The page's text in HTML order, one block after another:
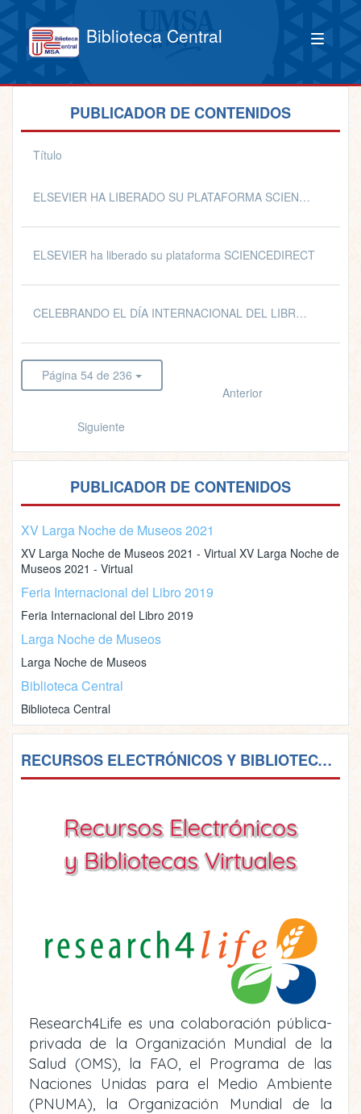
Biblioteca Central
PUBLICADOR DE CONTENIDOS
Título
ELSEVIER HA LIBERADO SU PLATAFORMA SCIENCEDIRECT
ELSEVIER ha liberado su plataforma SCIENCEDIRECT
CELEBRANDO EL DÍA INTERNACIONAL DEL LIBRO Y DERECHOS DE AUTOR
Página 54 de 236
Anterior
Siguiente
PUBLICADOR DE CONTENIDOS
XV Larga Noche de Museos 2021
XV Larga Noche de Museos 2021 - Virtual XV Larga Noche de
Museos 2021 - Virtual
Feria Internacional del Libro 2019
Feria Internacional del Libro 2019
Larga Noche de Museos
Larga Noche de Museos
Biblioteca Central
Biblioteca Central
RECURSOS ELECTRÓNICOS Y BIBLIOTECAS VIRTUALES
Recursos Electrónicos
y Bibliotecas Virtuales
Research4Life es una colaboración pública-
privada de la Organización Mundial de la
Salud (OMS), la FAO, el Programa de las
Naciones Unidas para el Medio Ambiente
(PNUMA), la Organización Mundial de la